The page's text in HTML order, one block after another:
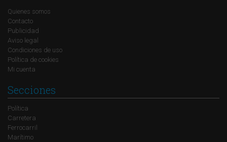
Quienes somos
Contacto
Publicidad
Aviso legal
Condiciones de uso
Política de cookies
Mi cuenta
Secciones
Política
Carretera
Ferrocarril
Marítimo